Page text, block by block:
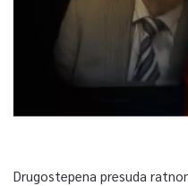
Drugostepena presuda